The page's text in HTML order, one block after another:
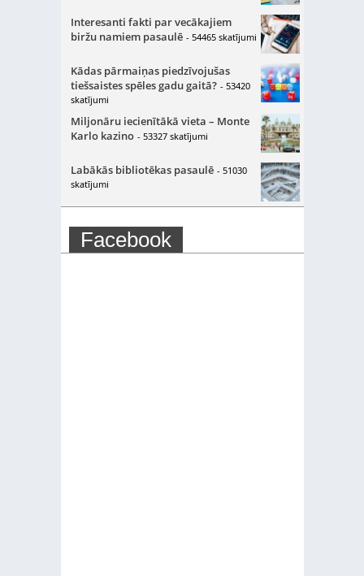
Interesanti fakti par vecākajiem
biržu namiem pasaulē - 54465 skatījumi
Kādas pārmaiņas piedzīvojušas
tiešsaistes spēles gadu gaitā? - 53420
skatījumi
Miljonāru iecienītākā vieta – Monte
Karlo kazino - 53327 skatījumi
Labākās bibliotēkas pasaulē - 51030
skatījumi
Facebook